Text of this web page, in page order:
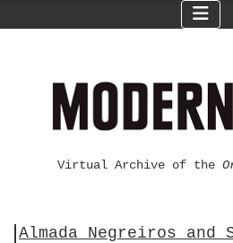
Virtual Archive of the
Almada Negreiros and